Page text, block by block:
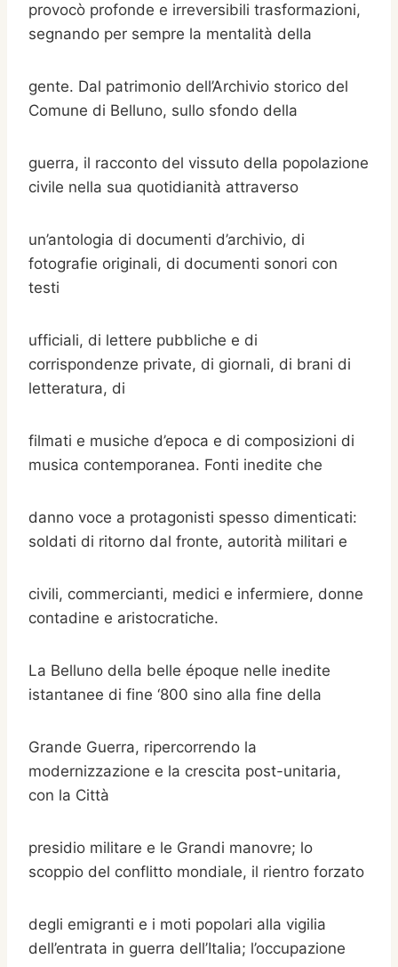
provocò profonde e irreversibili trasformazioni,
segnando per sempre la mentalità della
gente. Dal patrimonio dell’Archivio storico del
Comune di Belluno, sullo sfondo della
guerra, il racconto del vissuto della popolazione
civile nella sua quotidianità attraverso
un’antologia di documenti d’archivio, di
fotografie originali, di documenti sonori con
testi
ufficiali, di lettere pubbliche e di
corrispondenze private, di giornali, di brani di
letteratura, di
filmati e musiche d’epoca e di composizioni di
musica contemporanea. Fonti inedite che
danno voce a protagonisti spesso dimenticati:
soldati di ritorno dal fronte, autorità militari e
civili, commercianti, medici e infermiere, donne
contadine e aristocratiche.
La Belluno della belle époque nelle inedite
istantanee di fine ‘800 sino alla fine della
Grande Guerra, ripercorrendo la
modernizzazione e la crescita post-unitaria,
con la Città
presidio militare e le Grandi manovre; lo
scoppio del conflitto mondiale, il rientro forzato
degli emigranti e i moti popolari alla vigilia
dell’entrata in guerra dell’Italia; l’occupazione